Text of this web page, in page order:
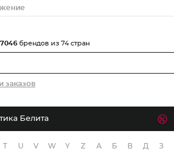
заказов
7046 брендов из 74 стран
Белита
T U V W Y Z А Б В Д З